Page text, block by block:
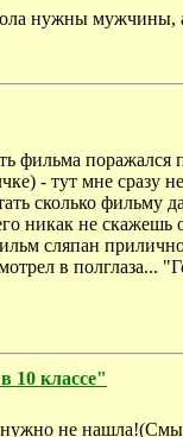
нужны мужчины,
поражался
- тут мне сразу
сколько фильму
никак не
сляпан
в полглаза...
10 классе"
не